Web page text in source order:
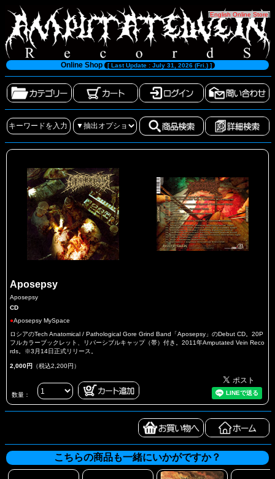
[English Online Store]
Online Shop [ Last Update : July 31, 2026 (Fri.) ]
Aposepsy
Aposepsy
CD
●Aposepsy MySpace
ロシアのTech Anatomical / Pathological Gore Grind Band「Aposepsy」のDebut CD。20P
フルカラーブックレット、リバーシブルキャップ（帯）付き。2011年Amputated Vein Reco
rds。※3月14日正式リリース。
2,000円 （税込2,200円）
数量：
こちらの商品も一緒にいかがですか？